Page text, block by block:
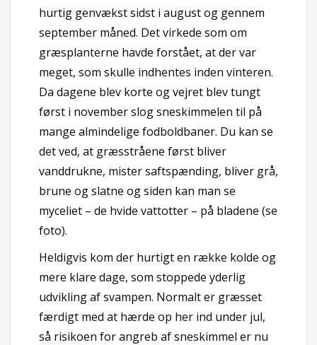
hurtig genvækst sidst i august og gennem
september måned. Det virkede som om
græsplanterne havde forstået, at der var
meget, som skulle indhentes inden vinteren.
Da dagene blev korte og vejret blev tungt
først i november slog sneskimmelen til på
mange almindelige fodboldbaner. Du kan se
det ved, at græsstråene først bliver
vanddrukne, mister saftspænding, bliver grå,
brune og slatne og siden kan man se
myceliet – de hvide vattotter – på bladene (se
foto).
Heldigvis kom der hurtigt en række kolde og
mere klare dage, som stoppede yderlig
udvikling af svampen. Normalt er græsset
færdigt med at hærde op her ind under jul,
så risikoen for angreb af sneskimmel er nu